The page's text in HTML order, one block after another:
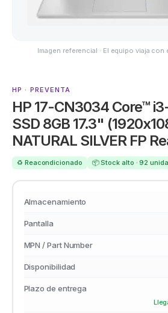
ACER
Imagen referencial · El equipo viaja
HP · PREVENTA
HP 17-CN3034 Core™
SSD 8GB 17.3"
NATURAL SILVER FP
♻️ Reacondicionado 📦 Stock alto · 92
Almacenamiento
Pantalla
MPN / Part Number
Disponibilidad
Plazo de entrega